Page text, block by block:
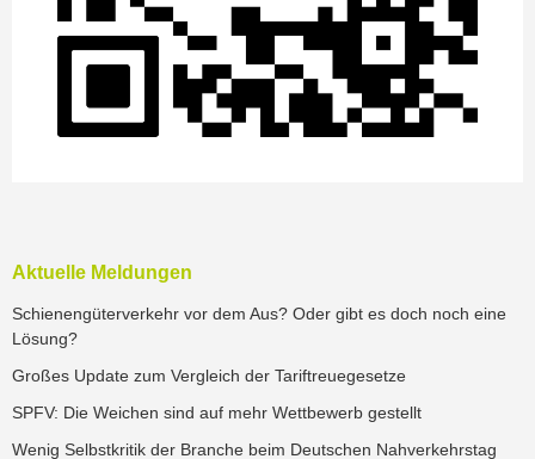
Aktuelle Meldungen
Schienengüterverkehr vor dem Aus? Oder gibt es doch noch eine
Lösung?
Großes Update zum Vergleich der Tariftreuegesetze
SPFV: Die Weichen sind auf mehr Wettbewerb gestellt
Wenig Selbstkritik der Branche beim Deutschen Nahverkehrstag